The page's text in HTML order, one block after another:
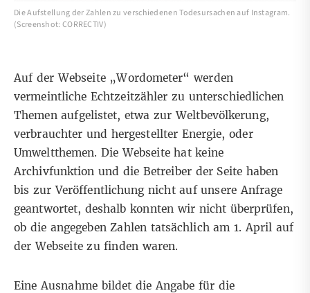
Die Aufstellung der Zahlen zu verschiedenen Todesursachen auf Instagram.
(Screenshot: CORRECTIV)
Auf der Webseite „Wordometer“ werden
vermeintliche Echtzeitzähler zu unterschiedlichen
Themen aufgelistet, etwa zur Weltbevölkerung,
verbrauchter und hergestellter Energie, oder
Umweltthemen. Die Webseite hat keine
Archivfunktion und die Betreiber der Seite haben
bis zur Veröffentlichung nicht auf unsere Anfrage
geantwortet, deshalb konnten wir nicht überprüfen,
ob die angegeben Zahlen tatsächlich am 1. April auf
der Webseite zu finden waren.
Eine Ausnahme bildet die Angabe für die